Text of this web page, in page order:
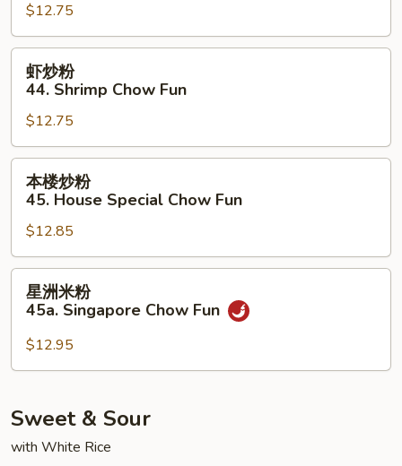
44.
Beef
Chow
Fun
$12.75
44.
Shrimp
Chow
Fun
虾炒粉
44. Shrimp Chow Fun
$12.75
45.
House
Special
Chow
Fun
本楼炒粉
45. House Special Chow Fun
$12.85
45a.
Chow
Fun
星洲米粉
45a. Singapore Chow Fun
$12.95
Sweet & Sour
with White Rice